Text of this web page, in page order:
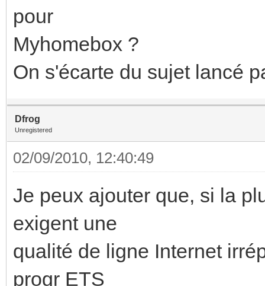
pour
Myhomebox ?
On s'écarte du sujet lancé
Dfrog
Unregistered
02/09/2010, 12:40:49
Je peux ajouter que, si la
exigent une
qualité de ligne Internet
progr ETS